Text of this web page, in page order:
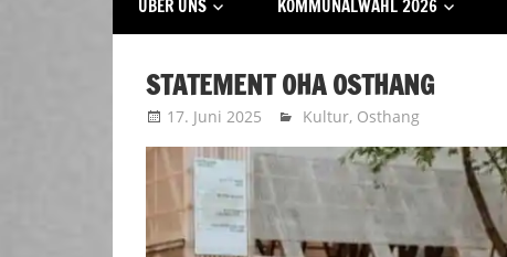
Darmstadt
ÜBER UNS KOMMUNALWAHL 2026
STATEMENT OHA OSTHANG
17. Juni 2025 Uffbasse
Kultur, Osthang